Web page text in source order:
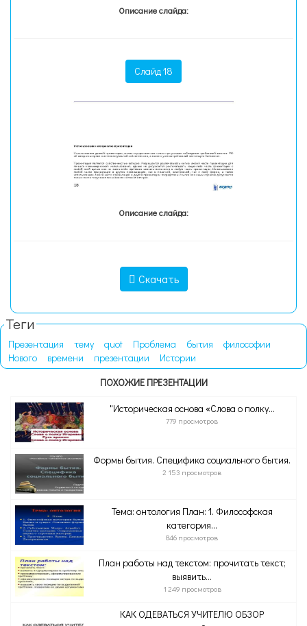
Описание слайда:
Слайд 18
Описание слайда:
Скачать
Теги
Презентация тему quot Проблема бытия
философии
Нового
времени презентации
Истории
ПОХОЖИЕ ПРЕЗЕНТАЦИИ
"Историческая основа «Слова о полку...
779 просмотров
Формы бытия. Специфика социального бытия.
2 153 просмотров
Тема: онтология План: 1. Философская
категория...
846 просмотров
План работы над текстом: прочитать текст;
выявить...
1 249 просмотров
КАК ОДЕВАТЬСЯ УЧИТЕЛЮ ОБЗОР